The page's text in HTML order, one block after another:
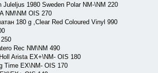
1980 Sweden Polar NM-\NM 220
NM\NM OIS 270
180 g ,Clear Red Coloured Vinyl 990
Rec NM\NM 490
Arista EX+\NM- OIS 180
Time EX\NM- OIS 170